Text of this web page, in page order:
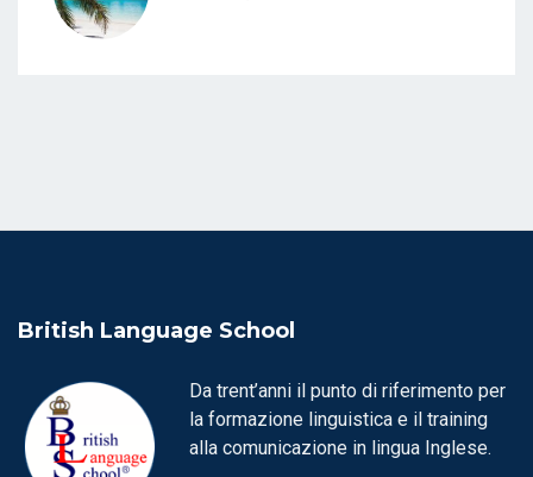
British Language School
Da trent’anni il punto di riferimento per
la formazione linguistica e il training
alla comunicazione in lingua Inglese.